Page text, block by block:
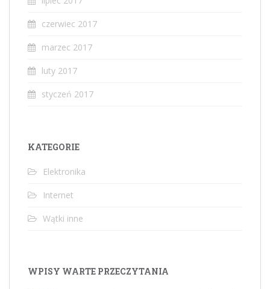
czerwiec 2017
marzec 2017
luty 2017
styczeń 2017
KATEGORIE
Elektronika
Internet
Wątki inne
WPISY WARTE PRZECZYTANIA